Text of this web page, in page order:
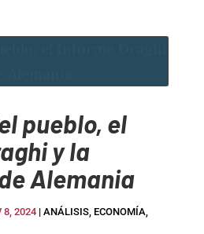
pueblo, el
y la
Alemania
8, 2024| ANÁLISIS, ECONOMÍA